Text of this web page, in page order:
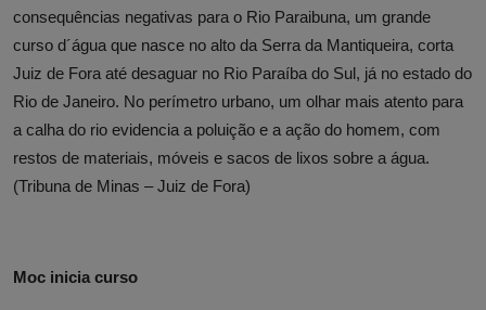
consequências negativas para o Rio Paraibuna, um grande
curso d´água que nasce no alto da Serra da Mantiqueira, corta
Juiz de Fora até desaguar no Rio Paraíba do Sul, já no estado do
Rio de Janeiro. No perímetro urbano, um olhar mais atento para
a calha do rio evidencia a poluição e a ação do homem, com
restos de materiais, móveis e sacos de lixos sobre a água.
(Tribuna de Minas – Juiz de Fora)
Moc inicia curso